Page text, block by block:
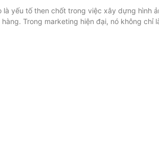
là yếu tố then chốt trong việc xây dựng hình
Trong marketing hiện đại, nó không chỉ